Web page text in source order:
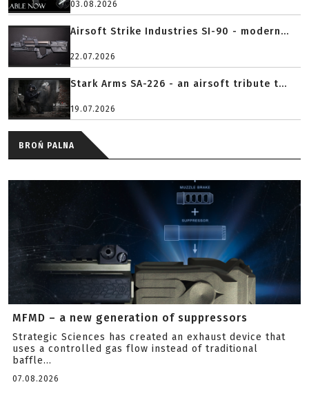
03.08.2026
Airsoft Strike Industries SI-90 - modern...
22.07.2026
Stark Arms SA-226 - an airsoft tribute t...
19.07.2026
BROŃ PALNA
MFMD – a new generation of suppressors
Strategic Sciences has created an exhaust device that
uses a controlled gas flow instead of traditional
baffle...
07.08.2026